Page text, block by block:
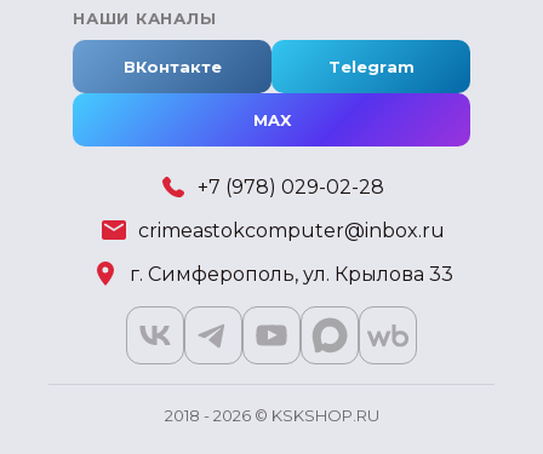
НАШИ КАНАЛЫ
ВКонтакте Telegram
MAX
+7 (978) 029-02-28
crimeastokcomputer@inbox.ru
г. Симферополь, ул. Крылова 33
2018 - 2026 © KSKSHOP.RU